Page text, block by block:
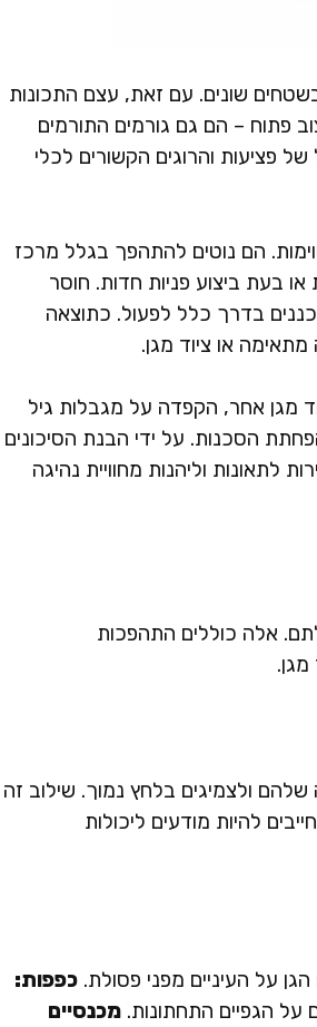
בשטחים שונים. עם זאת, עצם התכונות
פתוח – הם גם גורמים התורמים
פציעות והרוגים הקשורים לכלי
הם נוטים להתהפך בגלל מרכז
בעת ביצוע פניות חדות. חוסר
בדרך כלל לפעול. כתוצאה
או ציוד מגן.
מגן אחר, הקפדה על מגבלות גיל
הסכנות. על ידי הבנת הסיכונים
לתאונות וליהנות מחוויית נהיגה
אלה כוללים התהפכות
מגן.
שלהם ולצמיגים בלחץ נמוך. שילוב זה
להיות מודעים ליכולות
הגן על העיניים מפני פסולת. כפפות:
על הגפיים התחתונות. מכנסיים